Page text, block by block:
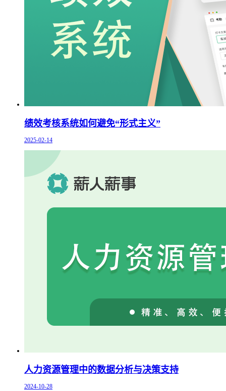
绩效考核系统如何避免“形式主义”
2025-02-14
人力资源管理中的数据分析与决策支持
2024-10-28